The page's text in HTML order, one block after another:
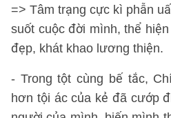
=> Tâm trạng cực kì phẫn
suốt cuộc đời mình, thể
đẹp, khát khao lương thiện.
- Trong tột cùng bế tắc,
hơn tội ác của kẻ đã cướp